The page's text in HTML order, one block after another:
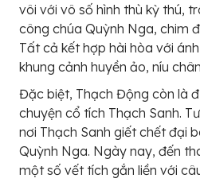
vôi với vô số hình thù kỳ thú,
công chúa Quỳnh Nga, chim
Tất cả kết hợp hài hòa với
khung cảnh huyền ảo, níu
Đặc biệt, Thạch Động còn là
chuyện cổ tích Thạch Sanh.
nơi Thạch Sanh giết chết đại
Quỳnh Nga. Ngày nay, đến
một số vết tích gắn liền với